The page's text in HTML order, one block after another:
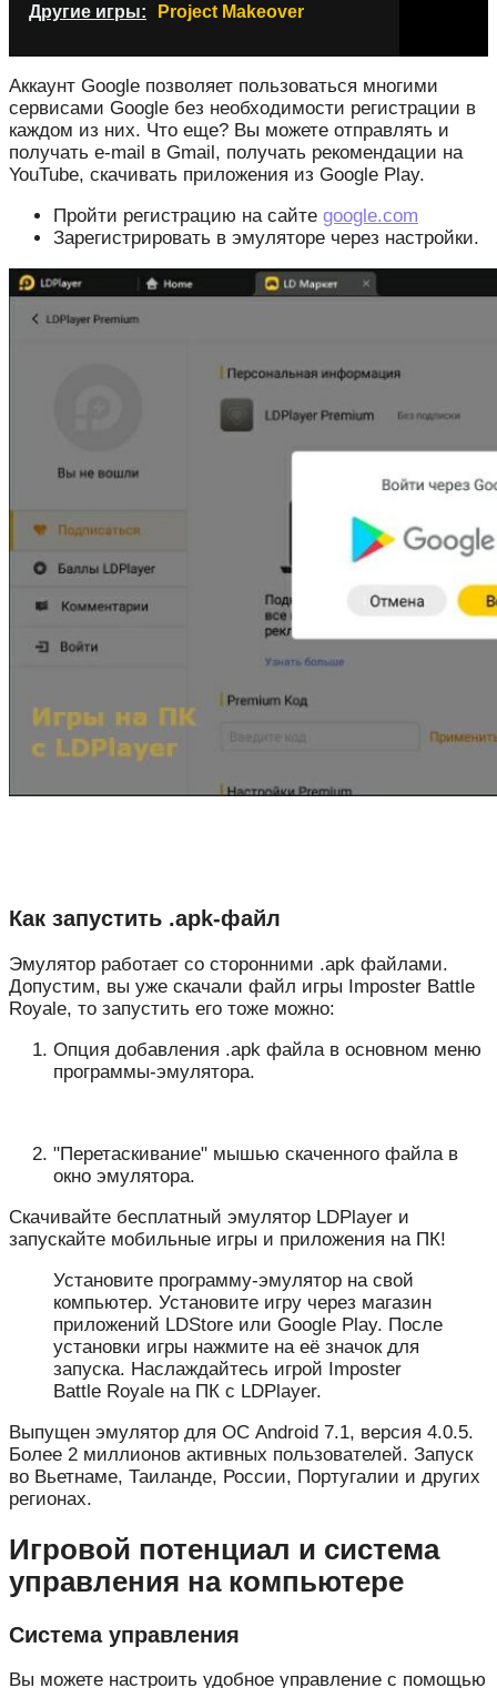
Другие игры: Project Makeover
Аккаунт Google позволяет пользоваться многими
сервисами Google без необходимости регистрации в
каждом из них. Что еще? Вы можете отправлять и
получать e-mail в Gmail, получать рекомендации на
YouTube, скачивать приложения из Google Play.
Пройти регистрацию на сайте google.com
Зарегистрировать в эмуляторе через настройки.
Как запустить .apk-файл
Эмулятор работает со сторонними .apk файлами.
Допустим, вы уже скачали файл игры Imposter Battle
Royale, то запустить его тоже можно:
Опция добавления .apk файла в основном меню
программы-эмулятора.
"Перетаскивание" мышью скаченного файла в
окно эмулятора.
Скачивайте бесплатный эмулятор LDPlayer и
запускайте мобильные игры и приложения на ПК!
Установите программу-эмулятор на свой
компьютер. Установите игру через магазин
приложений LDStore или Google Play. После
установки игры нажмите на её значок для
запуска. Наслаждайтесь игрой Imposter
Battle Royale на ПК с LDPlayer.
Выпущен эмулятор для ОС Android 7.1, версия 4.0.5.
Более 2 миллионов активных пользователей. Запуск
во Вьетнаме, Таиланде, России, Португалии и других
регионах.
Игровой потенциал и система
управления на компьютере
Система управления
Вы можете настроить удобное управление с помощью